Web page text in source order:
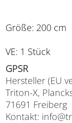
Größe: 200 cm
VE: 1 Stück
GPSR
Hersteller (EU
Triton-X,
71691 Freiberg
Kontakt: